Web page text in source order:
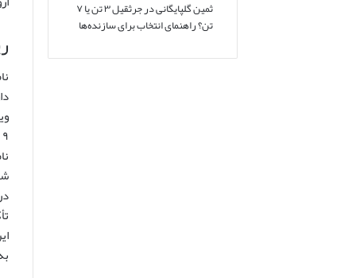
۹ تا ۱۳ میلادی بوده است.
ثمین گلپایگانیدر
جرثقیل ۳ تن یا ۷
تن؟ راهنمای انتخاب برای سازنده‌ها